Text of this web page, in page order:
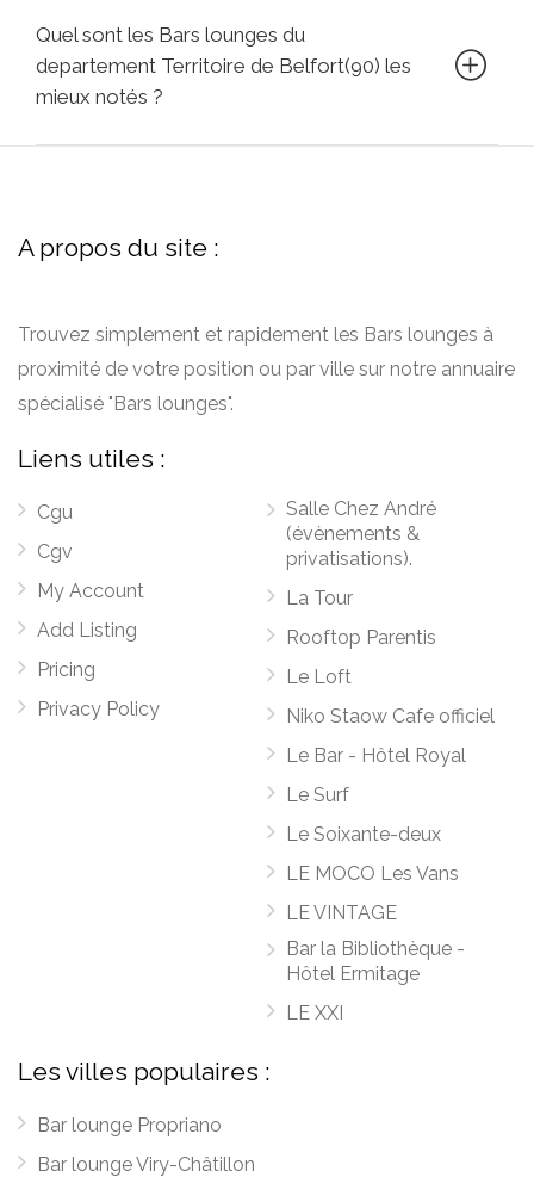
Quel sont les Bars lounges du
departement Territoire de Belfort(90) les
mieux notés ?
A propos du site :
Trouvez simplement et rapidement les Bars lounges à
proximité de votre position ou par ville sur notre annuaire
spécialisé "Bars lounges".
Liens utiles :
Cgu
Cgv
My Account
Add Listing
Pricing
Privacy Policy
Salle Chez André
(évènements &
privatisations).
La Tour
Rooftop Parentis
Le Loft
Niko Staow Cafe officiel
Le Bar - Hôtel Royal
Le Surf
Le Soixante-deux
LE MOCO Les Vans
LE VINTAGE
Bar la Bibliothèque -
Hôtel Ermitage
LE XXI
Les villes populaires :
Bar lounge Propriano
Bar lounge Viry-Châtillon